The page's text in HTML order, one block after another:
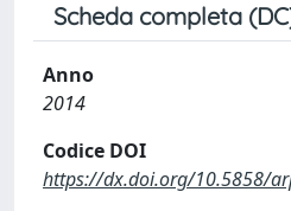
Scheda completa
Anno
2014
Codice DOI
https://dx.doi.org/10.5858/